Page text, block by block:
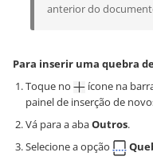
anterior do
Para inserir uma quebra
Toque no
ícone na
painel de inserção de
Vá para a abaOutros.
Selecione a opção